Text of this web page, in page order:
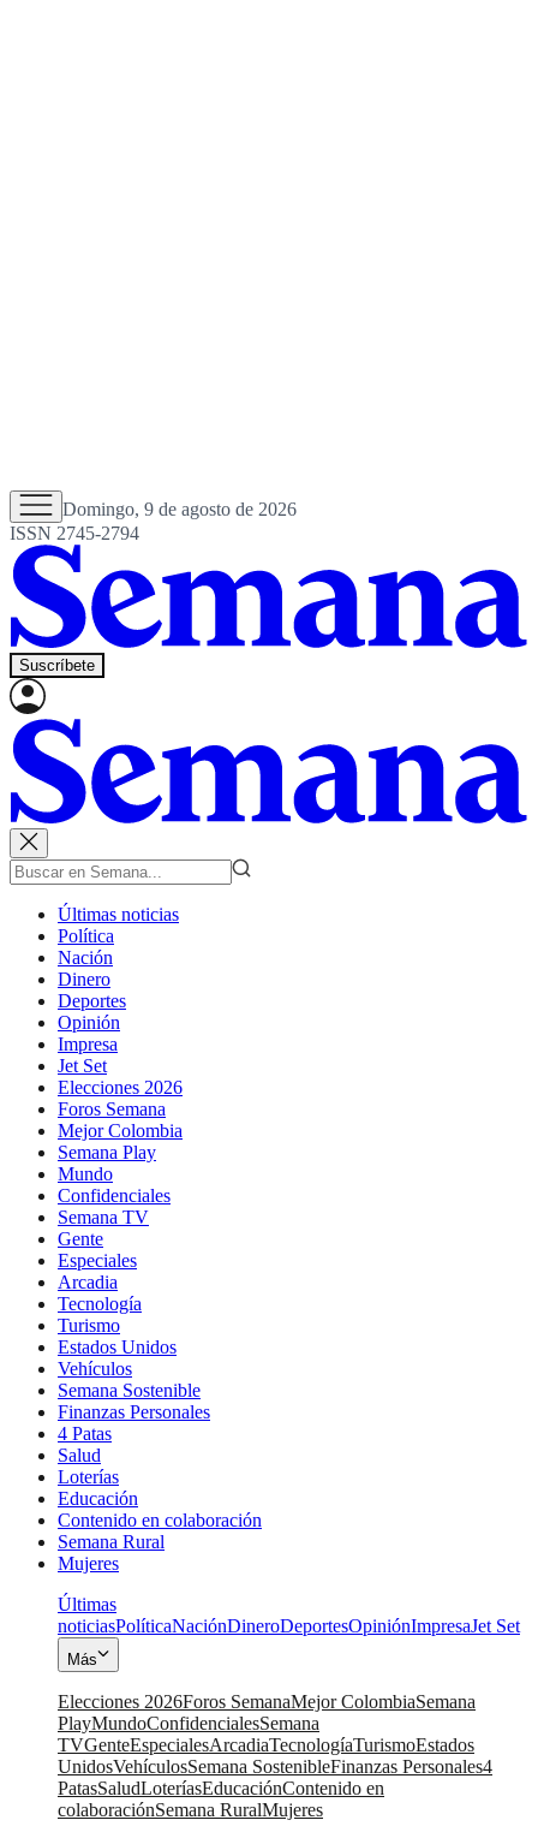
Domingo, 9 de agosto de 2026
ISSN 2745-2794
Suscríbete
Últimas noticias
Política
Nación
Dinero
Deportes
Opinión
Impresa
Jet Set
Elecciones 2026
Foros Semana
Mejor Colombia
Semana Play
Mundo
Confidenciales
Semana TV
Gente
Especiales
Arcadia
Tecnología
Turismo
Estados Unidos
Vehículos
Semana Sostenible
Finanzas Personales
4 Patas
Salud
Loterías
Educación
Contenido en colaboración
Semana Rural
Mujeres
Últimas
noticiasPolíticaNaciónDineroDeportesOpiniónImpresaJet Set
Más
Elecciones 2026Foros SemanaMejor ColombiaSemana
PlayMundoConfidencialesSemana
TVGenteEspecialesArcadiaTecnologíaTurismoEstados
UnidosVehículosSemana SostenibleFinanzas Personales4
PatasSaludLoteríasEducaciónContenido en
colaboraciónSemana RuralMujeres